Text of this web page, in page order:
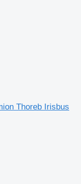
Thoreb Irisbus